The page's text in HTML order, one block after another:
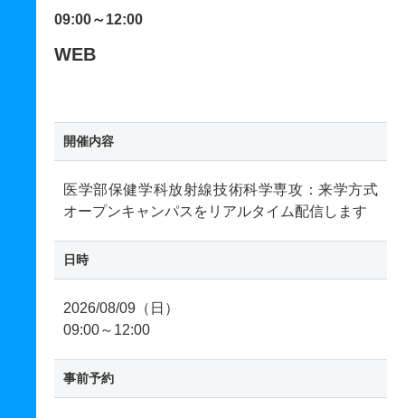
09:00～12:00
WEB
開催内容
医学部保健学科放射線技術科学専攻：来学方式
オープンキャンパスをリアルタイム配信します
日時
2026/08/09（日）
09:00～12:00
事前予約